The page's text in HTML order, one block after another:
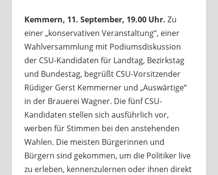
Kemmern, 11. September, 19.00 Uhr. Zu
einer „konservativen Veranstaltung“, einer
Wahlversammlung mit Podiumsdiskussion
der CSU-Kandidaten für Landtag, Bezirkstag
und Bundestag, begrüßt CSU-Vorsitzender
Rüdiger Gerst Kemmerner und „Auswärtige“
in der Brauerei Wagner. Die fünf CSU-
Kandidaten stellen sich ausführlich vor,
werben für Stimmen bei den anstehenden
Wahlen. Die meisten Bürgerinnen und
Bürgern sind gekommen, um die Politiker live
zu erleben, kennenzulernen oder ihnen direkt